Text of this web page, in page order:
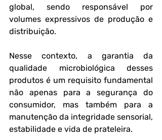
global, sendo responsável por
volumes expressivos de produção e
distribuição.
Nesse contexto, a garantia da
qualidade microbiológica desses
produtos é um requisito fundamental
não apenas para a segurança do
consumidor, mas também para a
manutenção da integridade sensorial,
estabilidade e vida de prateleira.